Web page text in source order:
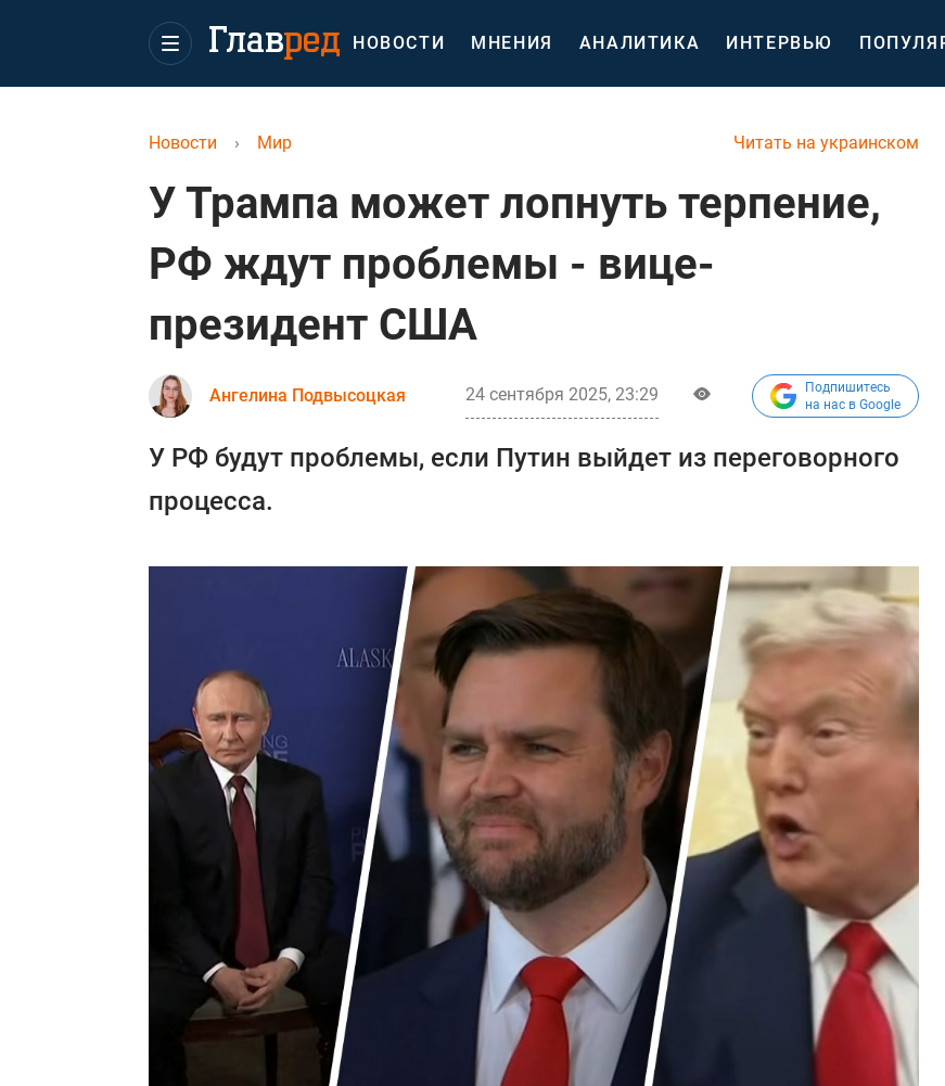
НОВОСТИ МНЕНИЯ АНАЛИТИКА ИНТЕРВЬЮ
Читать на украинском
Новости › Мир
У Трампа может лопнуть терпение,
РФ ждут проблемы - вице-
президент США
Ангелина Подвысоцкая 24 сентября 2025, 23:29
Подпишитесь
на нас в Google
У РФ будут проблемы, если Путин выйдет из переговорного
процесса.